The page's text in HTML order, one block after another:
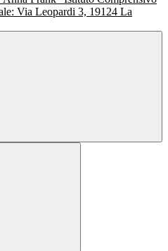
Via Leopardi 3, 19124 La